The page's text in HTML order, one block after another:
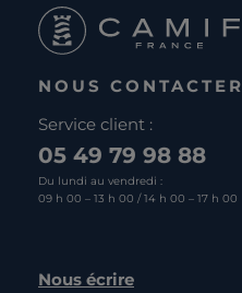
NOUS CONTACTER
Service client :
05 49 79 98 88
Du lundi au vendredi :
09 h 00 – 13 h 00 / 14 h 00 – 17 h 00
Nous écrire